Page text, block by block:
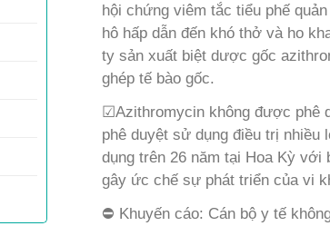
hội chứng viêm tắc tiểu phế
hô hấp dẫn đến khó thở và ho
ty sản xuất biệt dược gốc
ghép tế bào gốc.
☑Azithromycin không được phê
phê duyệt sử dụng điều trị nhiều
dụng trên 26 năm tại Hoa Kỳ với
gây ức chế sự phát triển của vi
⛔ Khuyến cáo: Cán bộ y tế